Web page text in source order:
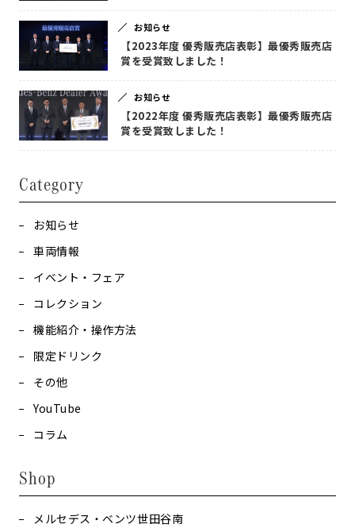
お知らせ
【2023年度 優秀販売店表彰】最優秀販売店
賞を受賞致しました！
お知らせ
【2022年度 優秀販売店表彰】最優秀販売店
賞を受賞致しました！
Category
お知らせ
車両情報
イベント・フェア
コレクション
機能紹介・操作方法
限定ドリンク
その他
YouTube
コラム
Shop
メルセデス・ベンツ世田谷南